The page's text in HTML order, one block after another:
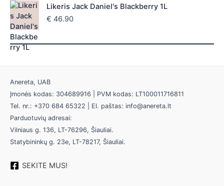
Likeris Jack Daniel's Blackberry 1L
€ 46.90
Anereta, UAB
Įmonės kodas: 304689916 | PVM kodas: LT100011716811
Tel. nr.: +370 684 65322 | El. paštas: info@anereta.lt
Parduotuvių adresai:
Vilniaus g. 136, LT-76296, Šiauliai.
Statybininkų g. 23e, LT-78217, Šiauliai.
SEKITE MUS!